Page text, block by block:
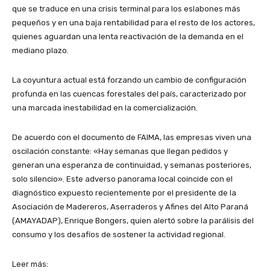
que se traduce en una crisis terminal para los eslabones más
pequeños y en una baja rentabilidad para el resto de los actores,
quienes aguardan una lenta reactivación de la demanda en el
mediano plazo.
La coyuntura actual está forzando un cambio de configuración
profunda en las cuencas forestales del país, caracterizado por
una marcada inestabilidad en la comercialización.
De acuerdo con el documento de FAIMA, las empresas viven una
oscilación constante: «Hay semanas que llegan pedidos y
generan una esperanza de continuidad, y semanas posteriores,
solo silencio». Este adverso panorama local coincide con el
diagnóstico expuesto recientemente por el presidente de la
Asociación de Madereros, Aserraderos y Afines del Alto Paraná
(AMAYADAP), Enrique Bongers, quien alertó sobre la parálisis del
consumo y los desafíos de sostener la actividad regional.
Leer más: